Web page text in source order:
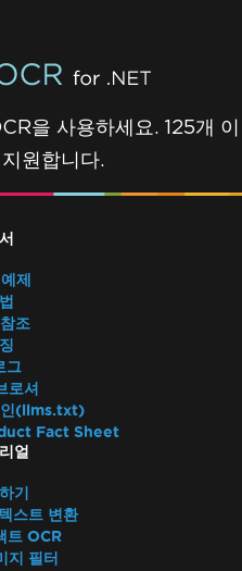
을 사용하세요. 125개 이
원합니다.
제
조
그
로셔
인(llms.txt)
Fact Sheet
얼
기
스트 변환
트 OCR
지 필터